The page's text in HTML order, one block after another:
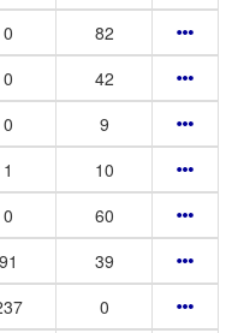
0
82
0
42
0
9
1
10
0
60
91
39
0